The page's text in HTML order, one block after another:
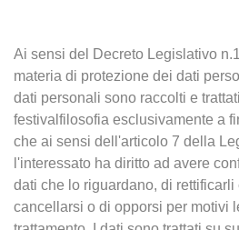
Ai sensi del Decreto Legislativo
materia di protezione dei dati
dati personali sono raccolti e
festivalfilosofia esclusivamente a
che ai sensi dell'articolo 7 della
l'interessato ha diritto ad avere
dati che lo riguardano, di rettificarli
cancellarsi o di opporsi per motivi